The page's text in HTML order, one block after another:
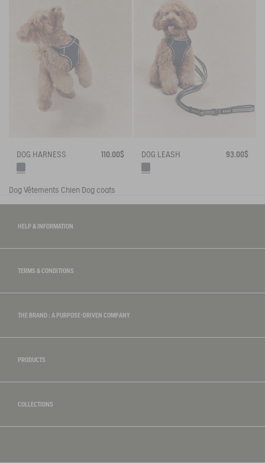
DOG HARNESS 110.00$ DOG LEASH 93.00$
Dog Vêtements Chien Dog coats
HELP & INFORMATION
TERMS & CONDITIONS
THE BRAND : A PURPOSE-DRIVEN COMPANY
PRODUCTS
COLLECTIONS